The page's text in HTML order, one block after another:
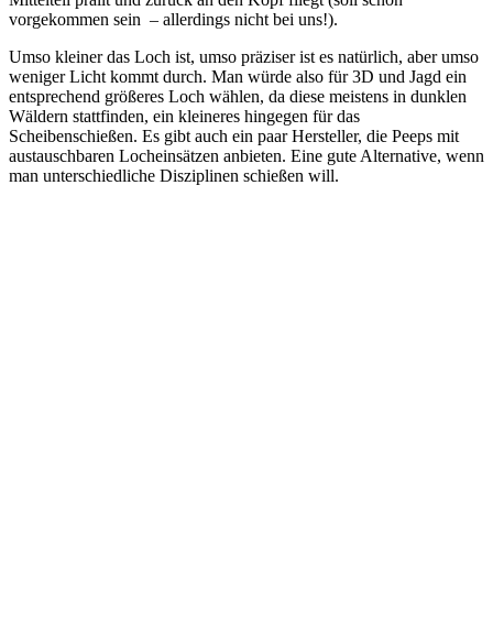
vorgekommen sein – allerdings nicht bei uns!).
Umso kleiner das Loch ist, umso präziser ist es natürlich, aber umso
weniger Licht kommt durch. Man würde also für 3D und Jagd ein
entsprechend größeres Loch wählen, da diese meistens in dunklen
Wäldern stattfinden, ein kleineres hingegen für das
Scheibenschießen. Es gibt auch ein paar Hersteller, die Peeps mit
austauschbaren Locheinsätzen anbieten. Eine gute Alternative, wenn
man unterschiedliche Disziplinen schießen will.